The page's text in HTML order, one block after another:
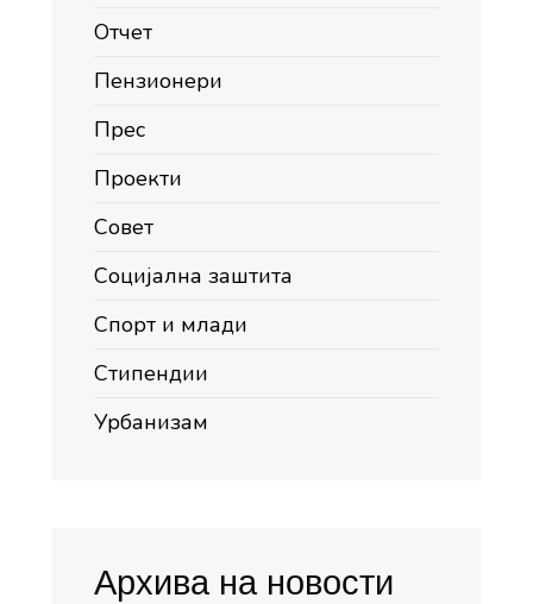
Отчет
Пензионери
Прес
Проекти
Совет
Социјална заштита
Спорт и млади
Стипендии
Урбанизам
Архива на новости